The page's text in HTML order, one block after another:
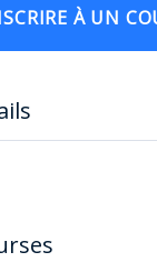
À UN